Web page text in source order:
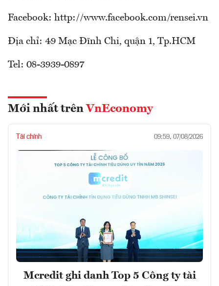
Facebook: http://www.facebook.com/rensei.vn
Địa chỉ: 49 Mạc Đĩnh Chi, quận 1, Tp.HCM
Tel: 08-3939-0897
Mới nhất trên VnEconomy
Tài chính 09:59, 07/08/2026
Mcredit ghi danh Top 5 Công ty tài